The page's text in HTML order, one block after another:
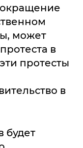
может
в
протесты
в
будет